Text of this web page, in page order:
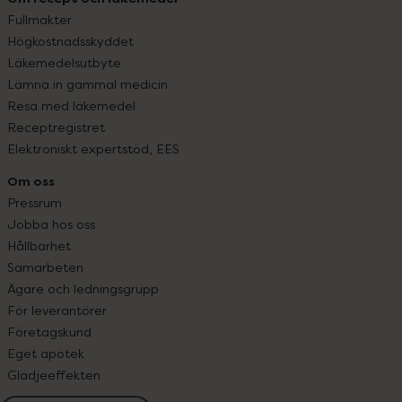
Fullmakter
Högkostnadsskyddet
Läkemedelsutbyte
Lämna in gammal medicin
Resa med läkemedel
Receptregistret
Elektroniskt expertstöd, EES
Om oss
Pressrum
Jobba hos oss
Hållbarhet
Samarbeten
Ägare och ledningsgrupp
För leverantörer
Företagskund
Eget apotek
Glädjeeffekten